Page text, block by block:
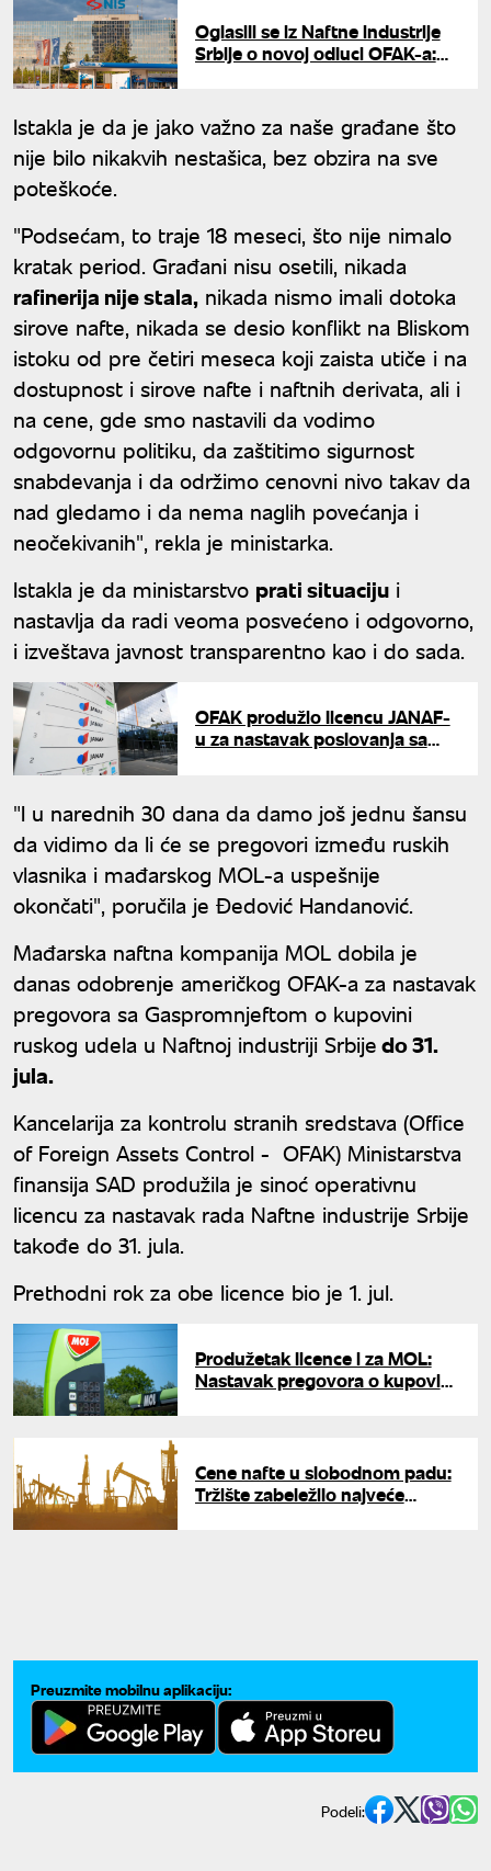
Oglasili se iz Naftne industrije
Srbije o novoj odluci OFAK-a:
Istakla je da je jako važno za naše građane što
nije bilo nikakvih nestašica, bez obzira na sve
poteškoće.
"Podsećam, to traje 18 meseci, što nije nimalo
kratak period. Građani nisu osetili, nikada
rafinerija nije stala, nikada nismo imali dotoka
sirove nafte, nikada se desio konflikt na Bliskom
istoku od pre četiri meseca koji zaista utiče i na
dostupnost i sirove nafte i naftnih derivata, ali i
na cene, gde smo nastavili da vodimo
odgovornu politiku, da zaštitimo sigurnost
snabdevanja i da održimo cenovni nivo takav da
nad gledamo i da nema naglih povećanja i
neočekivanih", rekla je ministarka.
Istakla je da ministarstvo prati situaciju i
nastavlja da radi veoma posvećeno i odgovorno,
i izveštava javnost transparentno kao i do sada.
OFAK produžio licencu JANAF-
u za nastavak poslovanja sa
"I u narednih 30 dana da damo još jednu šansu
da vidimo da li će se pregovori između ruskih
vlasnika i mađarskog MOL-a uspešnije
okončati", poručila je Đedović Handanović.
Mađarska naftna kompanija MOL dobila je
danas odobrenje američkog OFAK-a za nastavak
pregovora sa Gaspromnjeftom o kupovini
ruskog udela u Naftnoj industriji Srbijedo 31.
jula.
Kancelarija za kontrolu stranih sredstava (Office
of Foreign Assets Control - OFAK) Ministarstva
finansija SAD produžila je sinoć operativnu
licencu za nastavak rada Naftne industrije Srbije
takođe do 31. jula.
Prethodni rok za obe licence bio je 1. jul.
Produžetak licence i za MOL:
Nastavak pregovora o kupovini
Cene nafte u slobodnom padu:
Tržište zabeležilo najveće
Preuzmite mobilnu aplikaciju:
Podeli: